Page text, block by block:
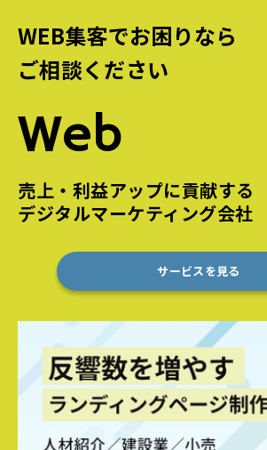
WEB集客でお困りなら
ご相談ください
Web
売上・利益アップに貢献する
デジタルマーケティング会社
サービスを見る